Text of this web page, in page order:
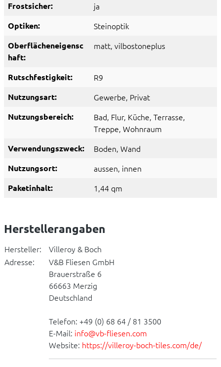
Frostsicher: ja
Optiken: Steinoptik
Oberflächeneigensc
haft:
matt, vilbostoneplus
Rutschfestigkeit: R9
Nutzungsart: Gewerbe, Privat
Nutzungsbereich: Bad, Flur, Küche, Terrasse,
Treppe, Wohnraum
Verwendungszweck: Boden, Wand
Nutzungsort: aussen, innen
Paketinhalt: 1,44 qm
Herstellerangaben
Hersteller:
Villeroy & Boch
Adresse:
V&B Fliesen GmbH
Brauerstraße 6
66663 Merzig
Deutschland
Telefon: +49 (0) 68 64 / 81 3500
E-Mail: info@vb-fliesen.com
Website: https://villeroy-boch-tiles.com/de/